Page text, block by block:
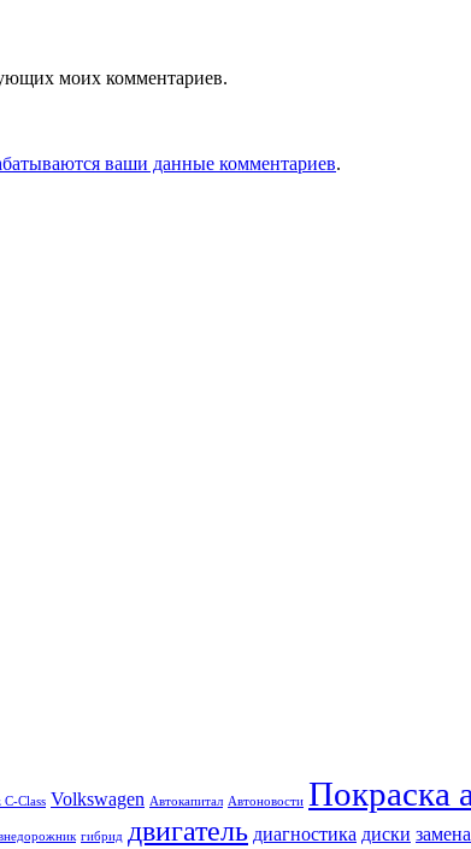
моих комментариев.
ваши данные комментариев.
C-Class Volkswagen Автокапитал Автоновости Покраска
гибрид двигатель диагностика диски